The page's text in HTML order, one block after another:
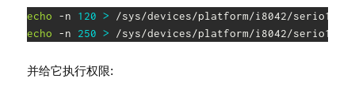
echo -n 120 >
echo -n 250 > /sys/devices/platform/i8042/serio1/
并给它执行权限: